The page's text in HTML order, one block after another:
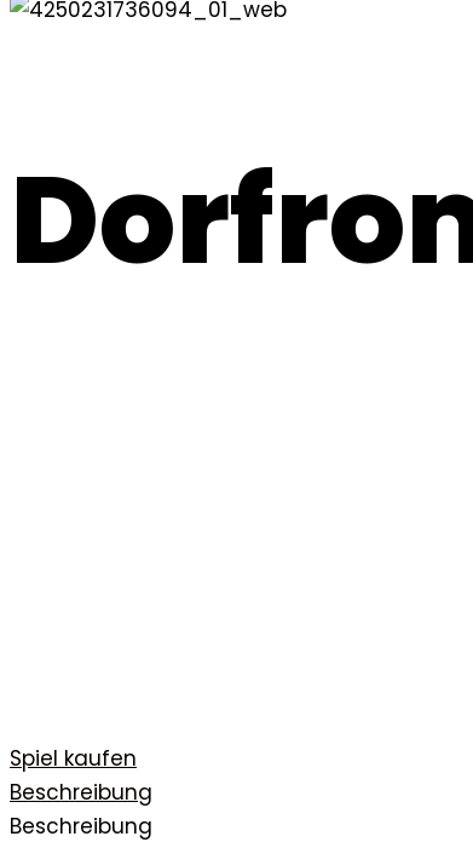
Spiel kaufen
Beschreibung
Beschreibung